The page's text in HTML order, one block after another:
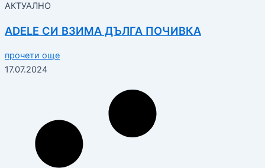
АКТУАЛНО
ADELE СИ ВЗИМА ДЪЛГА ПОЧИВКА
прочети още
17.07.2024